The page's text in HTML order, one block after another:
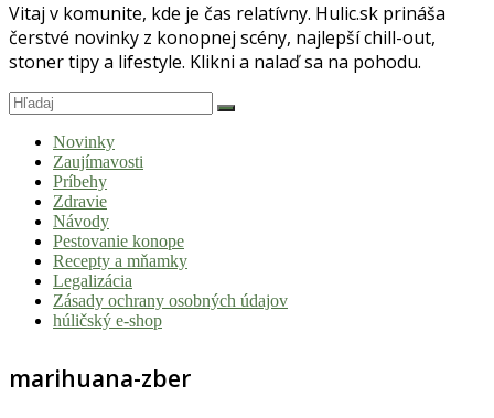
Vitaj v komunite, kde je čas relatívny. Hulic.sk prináša
čerstvé novinky z konopnej scény, najlepší chill-out,
stoner tipy a lifestyle. Klikni a nalaď sa na pohodu.
Novinky
Zaujímavosti
Príbehy
Zdravie
Návody
Pestovanie konope
Recepty a mňamky
Legalizácia
Zásady ochrany osobných údajov
húličský e-shop
marihuana-zber